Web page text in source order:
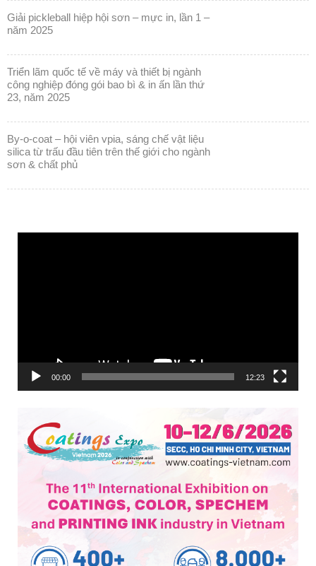
giải pickleball hiệp hội sơn – mực in, lần 1 –
năm 2025
triển lãm quốc tế về máy và thiết bị ngành
công nghiệp đóng gói bao bì & in ấn lần thứ
23, năm 2025
by-o-coat – hội viên vpia, sáng chế vật liệu
silica từ trấu đầu tiên trên thế giới cho ngành
sơn & chất phủ
00:00 12:23